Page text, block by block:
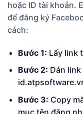
hoặc ID tài khoản.
để đăng ký
cách:
Bước 1: Lấy link
Bước 2: Dán
Bước 3: Copy
mục tên đăng